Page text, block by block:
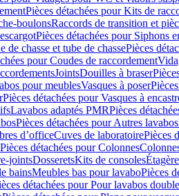
Pièces détachées pour Kits de
boulonsRaccords de transition et
Pièces détachées pour Siphons
de chasse et tube de chassePièces
pour Coudes de raccordement
JointsDouilles à braser
pour meublesVasques à poser
Pièces détachées pour Vasques à
Lavabos adaptés PMRPièces
Pièces détachées pour Autres lavabos
dʼofficeCuves de laboratoirePièces
Pièces détachées pour Colonnes
jointsDosseretsKits de consoles
bainsMeubles bas pour lavaboPièces
détachées pour Pour lavabos